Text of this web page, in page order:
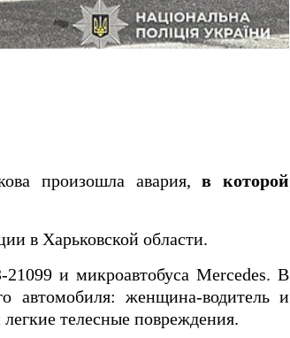
произошла авария,в которой
в Харьковской области.
и микроавтобуса Mercedes. В
автомобиля: женщина-водитель и
телесные повреждения.